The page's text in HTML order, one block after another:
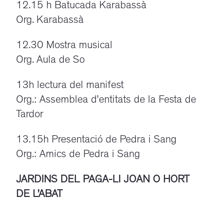
12.15 h Batucada Karabassà
Org. Karabassà
12.30 Mostra musical
Org. Aula de So
13h lectura del manifest
Org.: Assemblea d’entitats de la Festa de
Tardor
13.15h Presentació de Pedra i Sang
Org.: Amics de Pedra i Sang
JARDINS DEL PAGA-LI JOAN O HORT
DE L’ABAT